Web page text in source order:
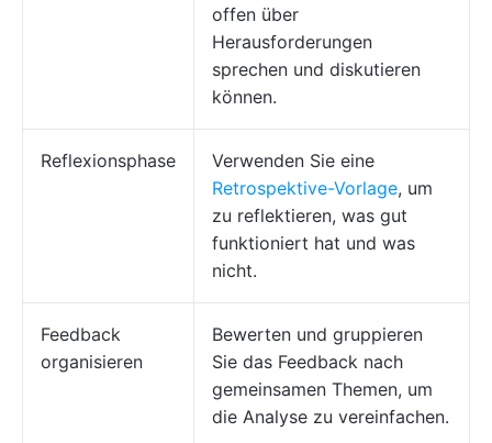
offen über
Herausforderungen
sprechen und diskutieren
können.
Reflexionsphase
Verwenden Sie eine
Retrospektive-Vorlage, um
zu reflektieren, was gut
funktioniert hat und was
nicht.
Feedback
organisieren
Bewerten und gruppieren
Sie das Feedback nach
gemeinsamen Themen, um
die Analyse zu vereinfachen.